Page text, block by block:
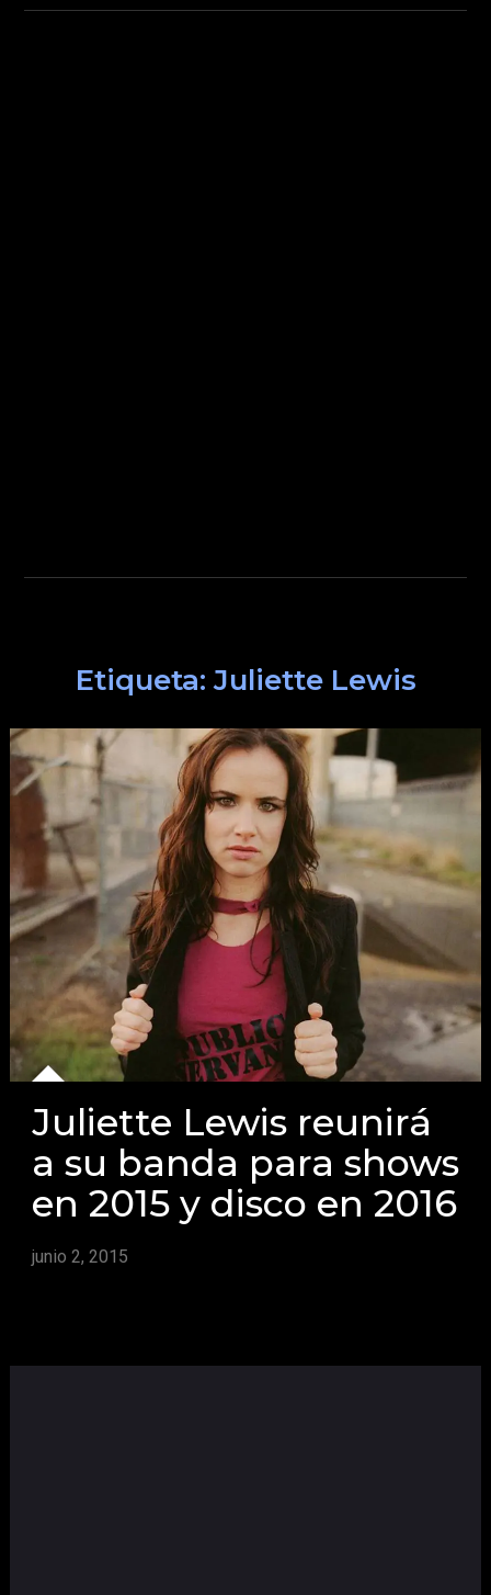
Etiqueta:Juliette Lewis
Juliette Lewis reunirá
a su banda para shows
en 2015 y disco en 2016
junio 2, 2015